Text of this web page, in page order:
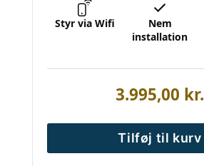
Styr via Wifi
Nem
installation
3.995,00 kr.
Tilføj til kurv